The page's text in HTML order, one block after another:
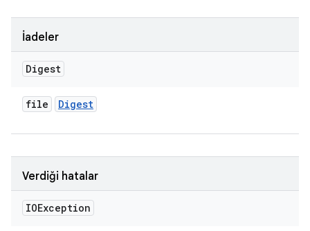
İadeler
Digest
file Digest
Verdiği hatalar
IOException